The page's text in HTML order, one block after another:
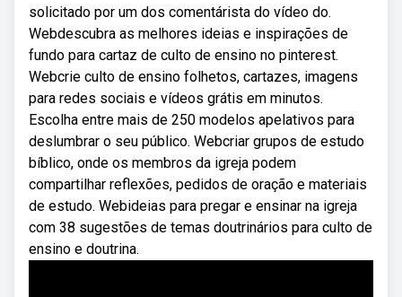
solicitado por um dos comentárista do vídeo do.
Webdescubra as melhores ideias e inspirações de
fundo para cartaz de culto de ensino no pinterest.
Webcrie culto de ensino folhetos, cartazes, imagens
para redes sociais e vídeos grátis em minutos.
Escolha entre mais de 250 modelos apelativos para
deslumbrar o seu público. Webcriar grupos de estudo
bíblico, onde os membros da igreja podem
compartilhar reflexões, pedidos de oração e materiais
de estudo. Webideias para pregar e ensinar na igreja
com 38 sugestões de temas doutrinários para culto de
ensino e doutrina.